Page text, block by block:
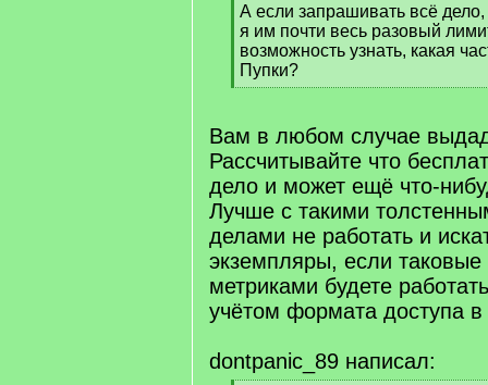
[
q
]
А если запрашивать всё дело,
я им почти весь разовый
возможность узнать, какая
Пупки?
[
q
]
Вам в любом случае
Рассчитывайте что
дело и может ещё что-
Лучше с такими
делами не работать и
экземпляры, если
метриками будете
учётом формата доступа
dontpanic_89 написал: